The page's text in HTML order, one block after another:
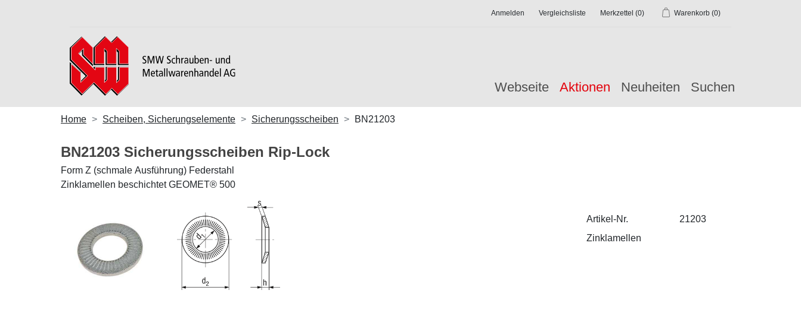
Anmelden Vergleichsliste Merkzettel (0) Warenkorb (0)
Webseite Aktionen Neuheiten Suchen
Home Scheiben, Sicherungselemente Sicherungsscheiben BN21203
BN21203 Sicherungsscheiben Rip-Lock
Form Z (schmale Ausführung) Federstahl
Zinklamellen beschichtet GEOMET® 500
Artikel-Nr.
21203
Zinklamellen